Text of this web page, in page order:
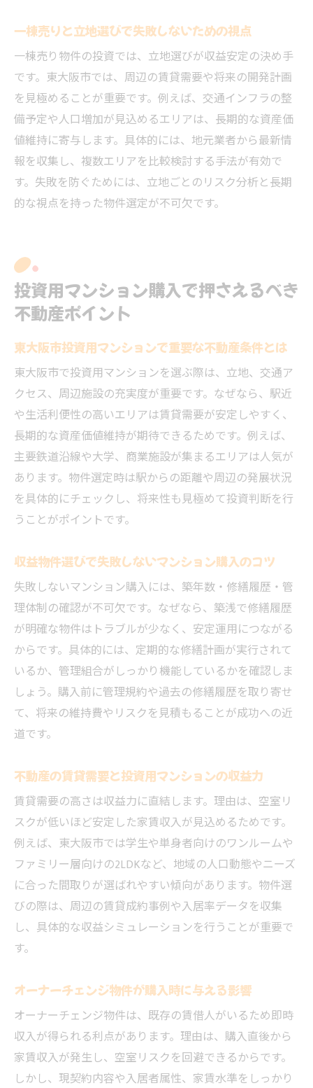
一棟売りと立地選びで失敗しないための視点
一棟売り物件の投資では、立地選びが収益安定の決め手
です。東大阪市では、周辺の賃貸需要や将来の開発計画
を見極めることが重要です。例えば、交通インフラの整
備予定や人口増加が見込めるエリアは、長期的な資産価
値維持に寄与します。具体的には、地元業者から最新情
報を収集し、複数エリアを比較検討する手法が有効で
す。失敗を防ぐためには、立地ごとのリスク分析と長期
的な視点を持った物件選定が不可欠です。
投資用マンション購入で押さえるべき
不動産ポイント
東大阪市投資用マンションで重要な不動産条件とは
東大阪市で投資用マンションを選ぶ際は、立地、交通ア
クセス、周辺施設の充実度が重要です。なぜなら、駅近
や生活利便性の高いエリアは賃貸需要が安定しやすく、
長期的な資産価値維持が期待できるためです。例えば、
主要鉄道沿線や大学、商業施設が集まるエリアは人気が
あります。物件選定時は駅からの距離や周辺の発展状況
を具体的にチェックし、将来性も見極めて投資判断を行
うことがポイントです。
収益物件選びで失敗しないマンション購入のコツ
失敗しないマンション購入には、築年数・修繕履歴・管
理体制の確認が不可欠です。なぜなら、築浅で修繕履歴
が明確な物件はトラブルが少なく、安定運用につながる
からです。具体的には、定期的な修繕計画が実行されて
いるか、管理組合がしっかり機能しているかを確認しま
しょう。購入前に管理規約や過去の修繕履歴を取り寄せ
て、将来の維持費やリスクを見積もることが成功への近
道です。
不動産の賃貸需要と投資用マンションの収益力
賃貸需要の高さは収益力に直結します。理由は、空室リ
スクが低いほど安定した家賃収入が見込めるためです。
例えば、東大阪市では学生や単身者向けのワンルームや
ファミリー層向けの2LDKなど、地域の人口動態やニーズ
に合った間取りが選ばれやすい傾向があります。物件選
びの際は、周辺の賃貸成約事例や入居率データを収集
し、具体的な収益シミュレーションを行うことが重要で
す。
オーナーチェンジ物件が購入時に与える影響
オーナーチェンジ物件は、既存の賃借人がいるため即時
収入が得られる利点があります。理由は、購入直後から
家賃収入が発生し、空室リスクを回避できるからです。
しかし、現契約内容や入居者属性、家賃水準をしっかり